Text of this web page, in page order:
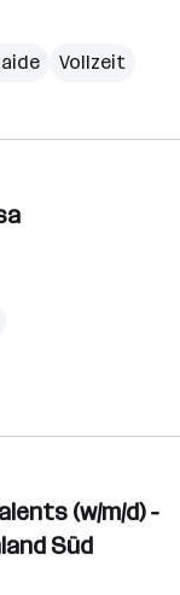
Vollzeit
(w/m/d) -
Süd